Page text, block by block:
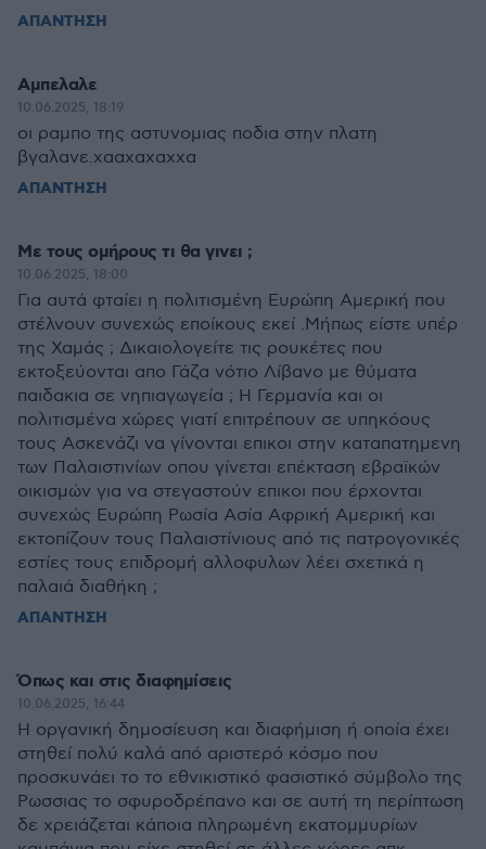
ΑΠΑΝΤΗΣΗ
Αμπελαλε
10.06.2025, 18:19
οι ραμπο της αστυνομιας ποδια στην πλατη
βγαλανε.χααχαχαχχα
ΑΠΑΝΤΗΣΗ
Με τους ομήρους τι θα γινει ;
10.06.2025, 18:00
Για αυτά φταίει η πολιτισμένη Ευρώπη Αμερική που
στέλνουν συνεχώς εποίκους εκεί .Μήπως είστε υπέρ
της Χαμάς ; Δικαιολογείτε τις ρουκέτες που
εκτοξεύονται απο Γάζα νότιο Λίβανο με θύματα
παιδακια σε νηπιαγωγεία ; Η Γερμανία και οι
πολιτισμένα χώρες γιατί επιτρέπουν σε υπηκόους
τους Ασκενάζι να γίνονται επικοι στην καταπατημενη
των Παλαιστινίων οπου γίνεται επέκταση εβραϊκών
οικισμών για να στεγαστούν επικοι που έρχονται
συνεχώς Ευρώπη Ρωσία Ασία Αφρική Αμερική και
εκτοπίζουν τους Παλαιστίνιους από τις πατρογονικές
εστίες τους επιδρομή αλλοφυλων λέει σχετικά η
παλαιά διαθήκη ;
ΑΠΑΝΤΗΣΗ
Όπως και στις διαφημίσεις
10.06.2025, 16:44
Η οργανική δημοσίευση και διαφήμιση ή οποία έχει
στηθεί πολύ καλά από αριστερό κόσμο που
προσκυνάει το το εθνικιστικό φασιστικό σύμβολο της
Ρωσσιας το σφυροδρέπανο και σε αυτή τη περίπτωση
δε χρειάζεται κάποια πληρωμένη εκατομμυρίων